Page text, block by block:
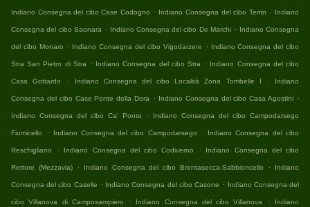
Indiano Consegna del cibo Case Codogno . Indiano Consegna del cibo Terrin . Indiano
Consegna del cibo Saonara . Indiano Consegna del cibo De Marchi . Indiano Consegna
del cibo Monaro . Indiano Consegna del cibo Vigodarzere . Indiano Consegna del cibo
Stra San Pietro di Stra . Indiano Consegna del cibo Stra . Indiano Consegna del cibo
Casa Gottardo . Indiano Consegna del cibo Località Zona Tombelle I . Indiano
Consegna del cibo Case Ponte della Dora . Indiano Consegna del cibo Casa Agostini .
Indiano Consegna del cibo Ca' Ponte . Indiano Consegna del cibo Campodarsego
Fiumicello . Indiano Consegna del cibo Campodarsego . Indiano Consegna del cibo
Reschigliano . Indiano Consegna del cibo Codiverno . Indiano Consegna del cibo
Rettore (Mezzavia) . Indiano Consegna del cibo Brentasecca-Sabbioncello . Indiano
Consegna del cibo Caselle . Indiano Consegna del cibo Casone . Indiano Consegna del
cibo Villanova di Camposampiero . Indiano Consegna del cibo Villanova . Indiano